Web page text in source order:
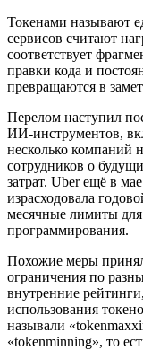
Токенами называют
сервисов считают
соответствует
правки кода и
превращаются в
Перелом наступил
ИИ-инструментов,
несколько компаний
сотрудников о
затрат. Uber ещё в
израсходовала
месячные лимиты
программирования.
Похожие меры
ограничения по
внутренние
использования
называли
«tokenminning», то